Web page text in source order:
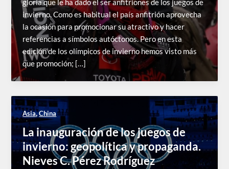
gloria que le ha dado el ser anfitriones de los juegos de
invierno. Como es habitual el país anfitrión aprovecha
la ocasión para promocionar su atractivo y hacer
referencias a símbolos autóctonos. Pero en esta
edición de los olímpicos de invierno hemos visto más
que promoción; […]
Asia,China
La inauguración de los juegos de
invierno: geopolítica y propaganda.
Nieves C. Pérez Rodríguez